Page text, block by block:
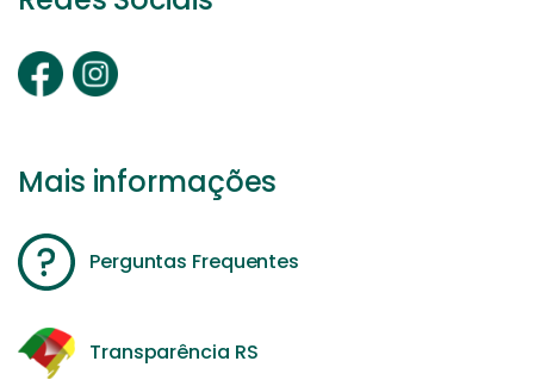
Mais informações
Perguntas Frequentes
Transparência RS